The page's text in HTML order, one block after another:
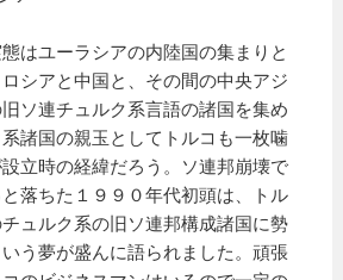
はユーラシアの内陸国の集まりと
シアと中国と、その間の中央アジ
ソ連チュルク系言語の諸国を集め
諸国の親玉としてトルコも一枚噛
立時の経緯だろう。ソ連邦崩壊で
落ちた１９９０年代初頭は、トル
ュルク系の旧ソ連邦構成諸国に勢
う夢が盛んに語られました。頑張